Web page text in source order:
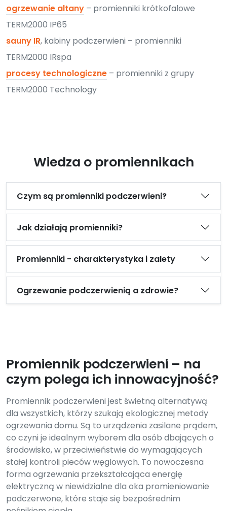
ogrzewanie altany – promienniki krótkofalowe
TERM2000 IP65
sauny IR, kabiny podczerwieni – promienniki
TERM2000 IRspa
procesy technologiczne – promienniki z grupy
TERM2000 Technology
Wiedza o promiennikach
Czym są promienniki podczerwieni?
Jak działają promienniki?
Promienniki - charakterystyka i zalety
Ogrzewanie podczerwienią a zdrowie?
Promiennik podczerwieni – na
czym polega ich innowacyjność?
Promiennik podczerwieni jest świetną alternatywą
dla wszystkich, którzy szukają ekologicznej metody
ogrzewania domu. Są to urządzenia zasilane prądem,
co czyni je idealnym wyborem dla osób dbających o
środowisko, w przeciwieństwie do wymagających
stałej kontroli pieców węglowych. To nowoczesna
forma ogrzewania przekształcająca energię
elektryczną w niewidzialne dla oka promieniowanie
podczerwone, które staje się bezpośrednim